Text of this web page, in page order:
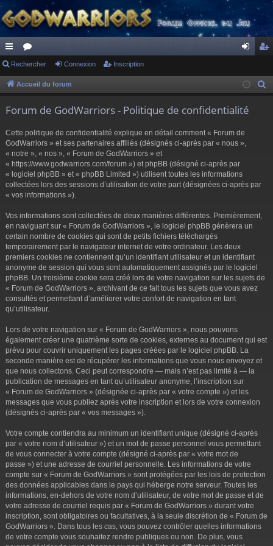
ac
co
s
or
u ne cri
Rechercher Connexion Inscription
Accueil du forum
Forum de GodWarriors - Politique de confidentialité
Cette politique de confidentialité explique en détail comment « Forum de
GodWarriors » et ses partenaires affiliés (désignés ci-après par « nous »,
« notre », « nos », « Forum de GodWarriors » et
« https://www.godwarriors.com/forum ») et phpBB (désigné ci-après par
« logiciel phpBB » et « phpBB Limited ») utilisent toutes les informations
collectées lors des sessions d’utilisation de votre part (désignées ci-après par
« vos informations »).
Vos informations sont collectées de deux manières différentes. Premièrement,
en naviguant sur « Forum de GodWarriors », le logiciel phpBB génèrera un
certain nombre de cookies qui sont de petits fichiers téléchargés
temporairement par le navigateur internet de votre ordinateur. Les deux
premiers cookies ne contiennent qu’un identifiant utilisateur et un identifiant
anonyme de session qui vous sont automatiquement assignés par le logiciel
phpBB. Un troisième cookie sera créé lors de votre navigation sur les sujets de
« Forum de GodWarriors », archivant de ce fait tous les sujets que vous avez
consultés et permettant d’améliorer votre confort de navigation en tant
qu’utilisateur.
Lors de votre navigation sur « Forum de GodWarriors », nous pouvons
également créer une quatrième sorte de cookies, externes au document qui est
prévu pour couvrir uniquement les pages créées par le logiciel phpBB. La
seconde manière est de récupérer les informations que vous nous envoyez et
que nous collectons. Ceci peut correspondre — mais n’est pas limité à — la
publication de messages en tant qu’utilisateur anonyme, l’inscription sur
« Forum de GodWarriors » (désignée ci-après par « votre compte ») et les
messages que vous publiez après votre inscription et lors de votre connexion
(désignés ci-après par « vos messages »).
Votre compte contiendra au minimum un identifiant unique (désigné ci-après
par « votre nom d’utilisateur ») et un mot de passe personnel vous permettant
de vous connecter à votre compte (désigné ci-après par « votre mot de
passe ») et une adresse de courriel personnelle. Les informations de votre
compte sur « Forum de GodWarriors » sont protégées par les lois de protection
des données applicables dans le pays qui héberge notre serveur. Toutes les
informations, en-dehors de votre nom d’utilisateur, de votre mot de passe et de
votre adresse de courriel requis par « Forum de GodWarriors » durant votre
inscription, sont obligatoires ou facultatives, à la seule discrétion de « Forum de
GodWarriors ». Dans tous les cas, vous pouvez contrôler quelles informations
de votre compte vous souhaitez rendre publiques ou non. De plus, vous